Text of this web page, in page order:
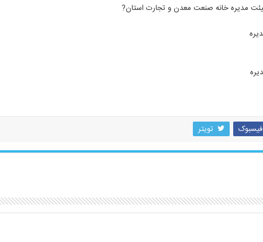
مجمع
مدیره خانه صنعت معدن و تجارت استان?
فیسبوک تویتر